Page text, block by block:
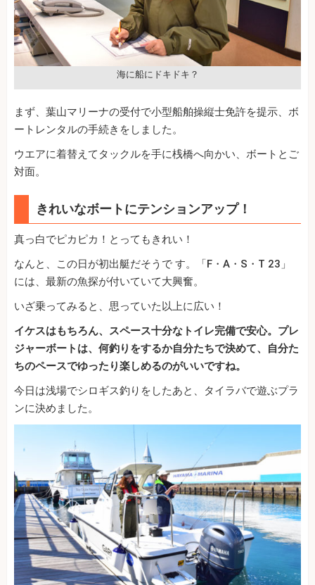
海に船にドキドキ？
まず、葉山マリーナの受付で小型船舶操縦士免許を提示、ボ
ートレンタルの手続きをしました。
ウエアに着替えてタックルを手に桟橋へ向かい、ボートとご
対面。
きれいなボートにテンションアップ！
真っ白でピカピカ！とってもきれい！
なんと、この日が初出艇だそうで す。「F・A・S・T 23」
には、最新の魚探が付いていて大興奮。
いざ乗ってみると、思っていた以上に広い！
イケスはもちろん、スペース十分なトイレ完備で安心。プレ
ジャーボートは、何釣りをするか自分たちで決めて、自分た
ちのペースでゆったり楽しめるのがいいですね。
今日は浅場でシロギス釣りをしたあと、タイラバで遊ぶプラ
ンに決めました。